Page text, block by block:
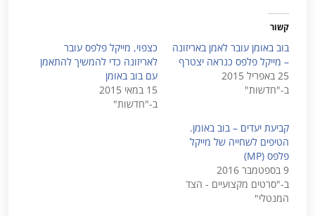
קשור
בוב באומן עובר לאמן באריזונה
– מייקל פלפס כנראה יצטרף
25 באפריל 2015
ב-"חדשות"
כצפוי, מייקל פלפס עובר
לאריזונה כדי להמשיך להתאמן
עם בוב באומן
15 במאי 2015
ב-"חדשות"
קביעת יעדים – בוב באומן.
הטיפים לשחייה של מייקל
פלפס (MP)
9 בספטמבר 2016
ב-"סרטים מקצועיים - הצד
המנטלי"